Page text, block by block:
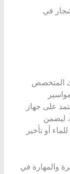
في
المتخصص
على جهاز
ليضمن
أو تأخير
والمهارة في